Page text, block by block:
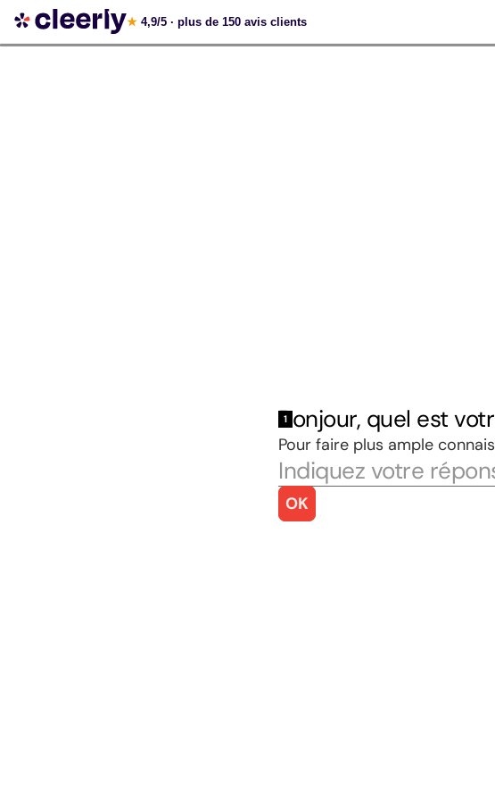
Votre simulation gratuite et personnalisée
★ 4,9/5 · plus de 150 avis clients